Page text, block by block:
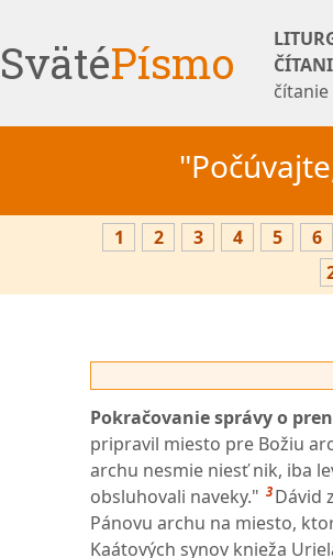
SvätéPísmo
čítanie
1 2 3 4 5 6
Pokračovanie správy o
pripravil miesto pre Božiu
archu nesmie niesť nik, iba
obsluhovali naveky." 3 Dávid
Pánovu archu na miesto,
Kaátových synov knieža